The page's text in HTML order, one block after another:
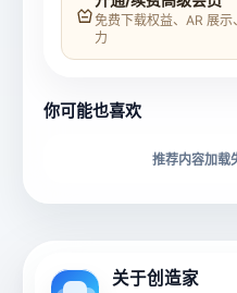
免费下载权益、AR 展
力
你可能也喜欢
推荐内容加载
关于创造家